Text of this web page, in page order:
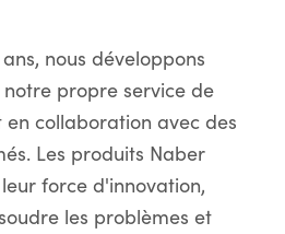
nous développons
propre service de
collaboration avec des
Les produits Naber
force d'innovation,
les problèmes et